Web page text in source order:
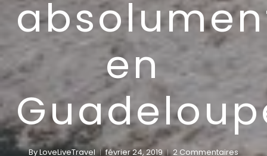
en
ByLoveLiveTravel février 24, 2019 2 Commentaires